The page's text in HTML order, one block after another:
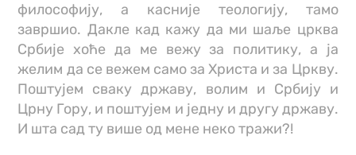
философију, а касније теологију, тамо
завршио. Дакле кад кажу да ми шаље црква
Србије хоће да ме вежу за политику, а ја
желим да се вежем само за Христа и за Цркву.
Поштујем сваку државу, волим и Србију и
Црну Гору, и поштујем и једну и другу државу.
И шта сад ту више од мене неко тражи?!